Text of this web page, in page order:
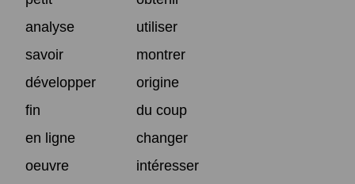
analyse
utiliser
savoir
montrer
développer
origine
fin
du coup
en ligne
changer
oeuvre
intéresser